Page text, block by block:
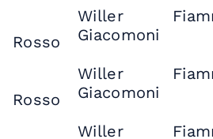
Rosso
Willer
Giacomoni
Rosso
Willer
Giacomoni
Willer